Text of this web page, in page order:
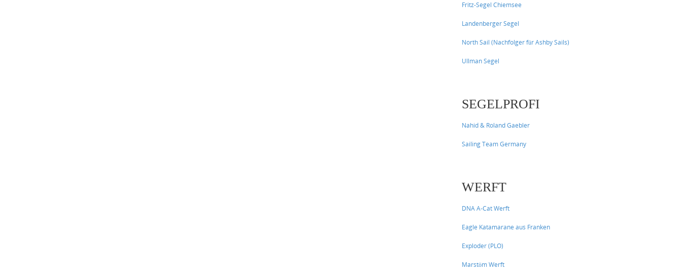
Fritz-Segel Chiemsee
Landenberger Segel
North Sail (Nachfolger für Ashby Sails)
Ullman Segel
SEGELPROFI
Nahid & Roland Gaebler
Sailing Team Germany
WERFT
DNA A-Cat Werft
Eagle Katamarane aus Franken
Exploder (PLO)
Marstöm Werft